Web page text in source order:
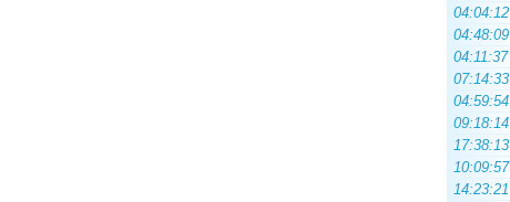
04:04:12
04:48:09
04:11:37
07:14:33
04:59:54
09:18:14
17:38:13
10:09:57
14:23:21